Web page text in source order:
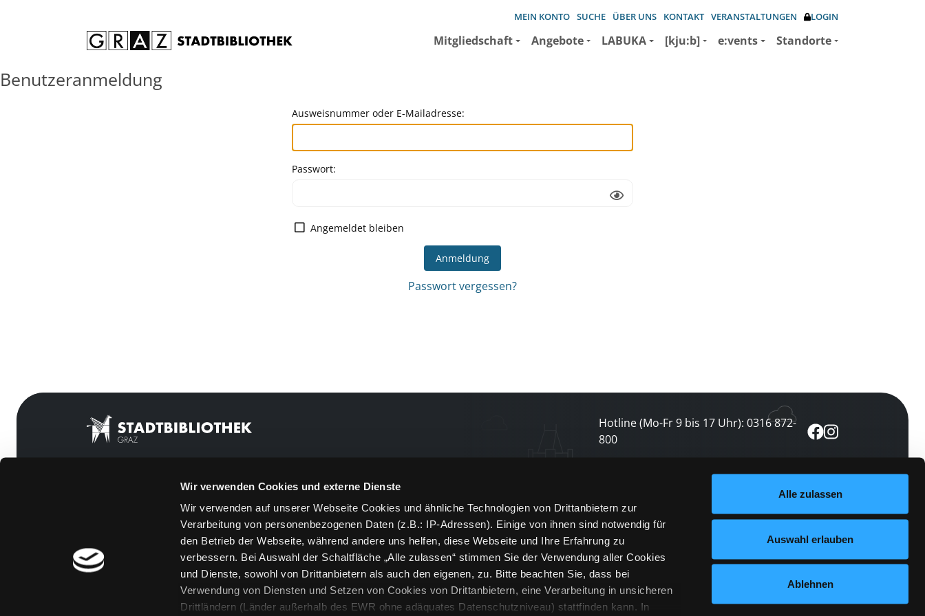
Wir verwenden Cookies und externe Dienste
Wir verwenden auf unserer Webseite Cookies und ähnliche Technologien von Drittanbietern zur
Verarbeitung von personenbezogenen Daten (z.B.: IP-Adressen). Einige von ihnen sind notwendig für
den Betrieb der Webseite, während andere uns helfen, diese Webseite und Ihre Erfahrung zu
verbessern. Bei Auswahl der Schaltfläche „Alle zulassen“ stimmen Sie der Verwendung aller Cookies
und Dienste, sowohl von Drittanbietern als auch den eigenen, zu. Bitte beachten Sie, dass bei
Verwendung von Diensten und Setzen von Cookies von Drittanbietern, eine Verarbeitung in unsicheren
Drittländern (Länder außerhalb des EWR ohne adäquates Datenschutzniveau) stattfinden kann. In
Alle zulassen
Auswahl erlauben
Ablehnen
MEIN KONTO SUCHE ÜBER UNS KONTAKT VERANSTALTUNGEN LOGIN
Mitgliedschaft Angebote LABUKA [kju:b] e:vents Standorte
Benutzeranmeldung
Ausweisnummer oder E-Mailadresse:
Passwort:
Angemeldet bleiben
Passwort vergessen?
Hotline (Mo-Fr 9 bis 17 Uhr): 0316 872-
800
[kju:b]
Feedback
Kontakt
Über uns
Jobs
Medienwunsch
FAQs
Newsletter abonnieren
und keine Veranstaltung verpassen
jetzt abonnieren